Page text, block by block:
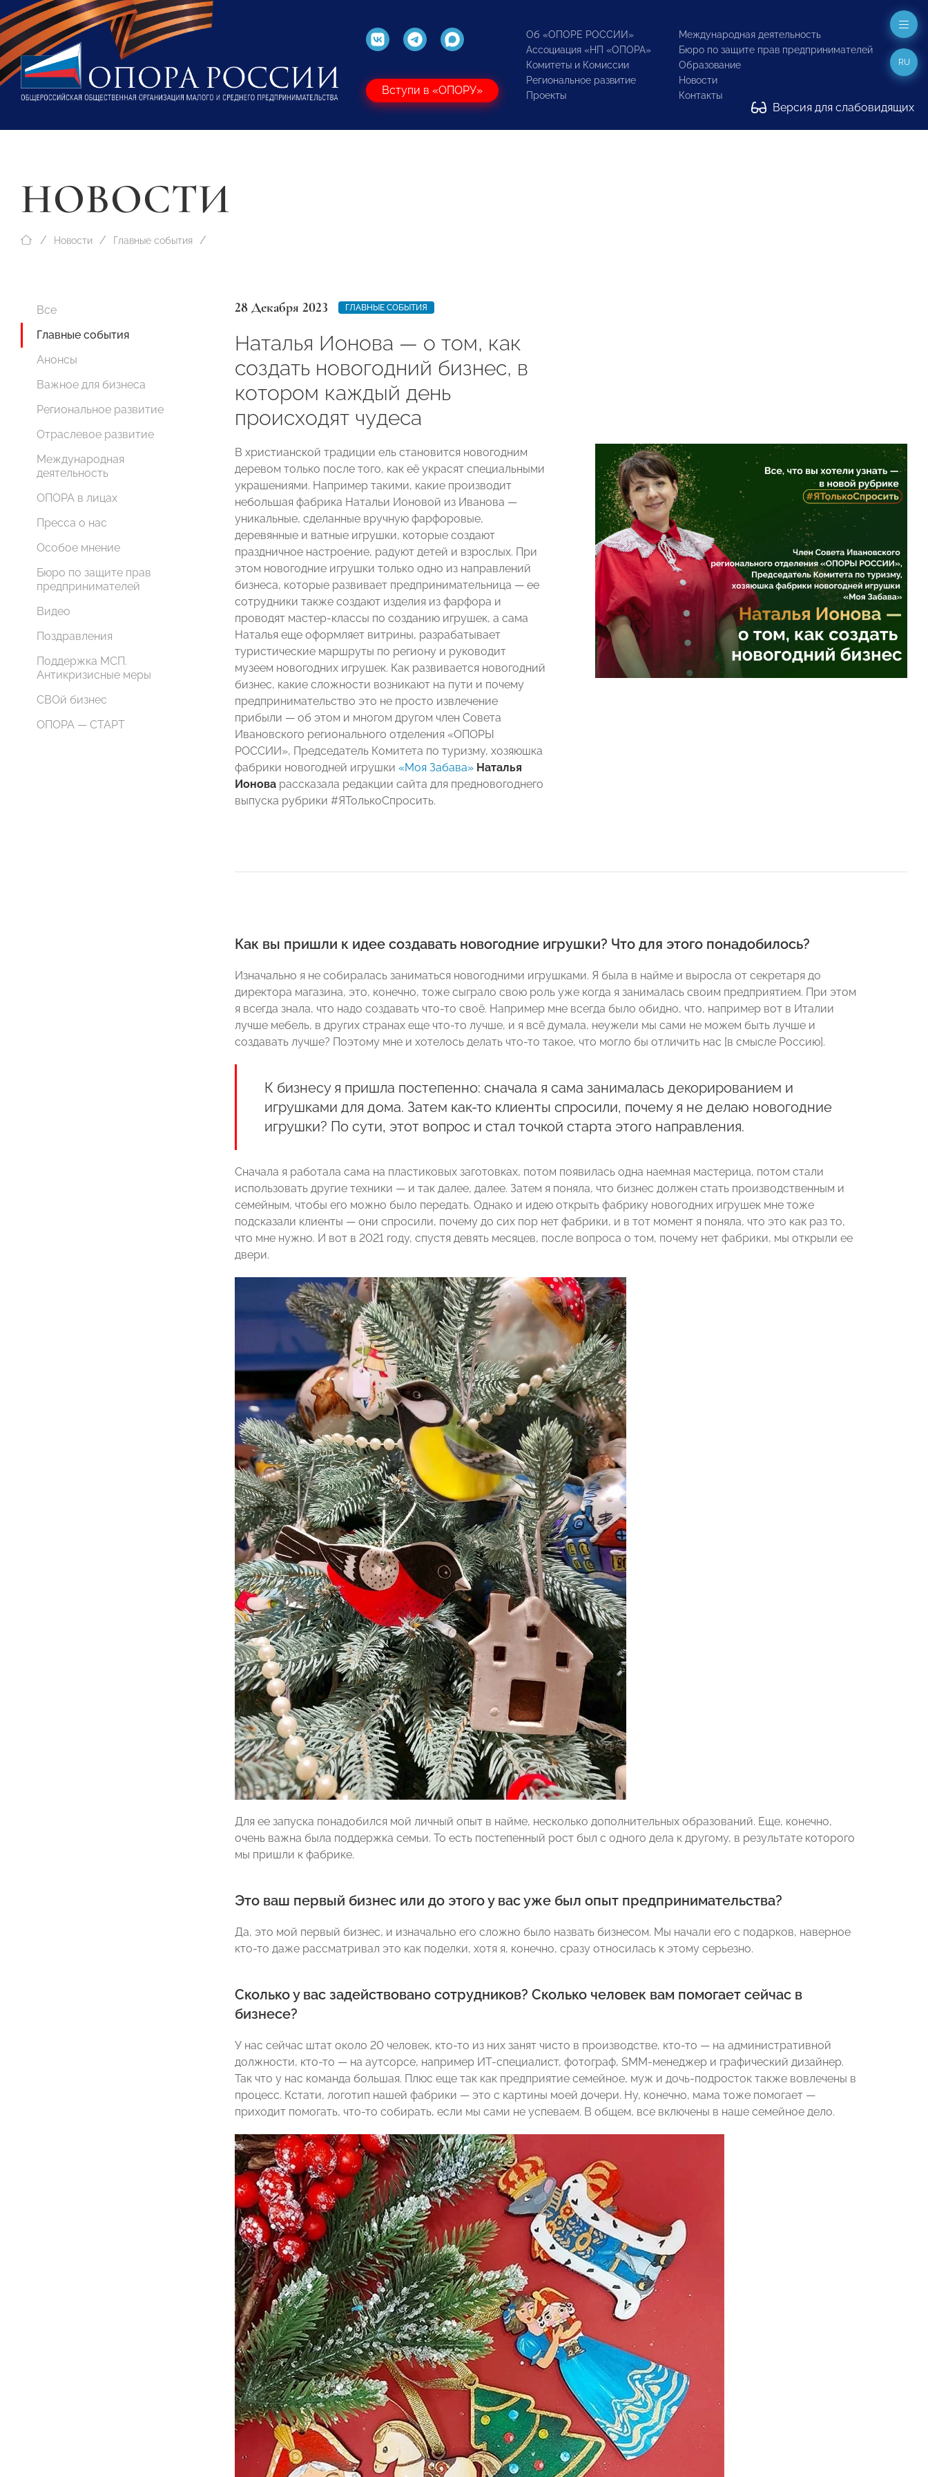
Вступи в «ОПОРУ»
Об «ОПОРЕ РОССИИ»
Ассоциация «НП «ОПОРА»
Комитеты и Комиссии
Региональное развитие
Проекты
Международная деятельность
Бюро по защите прав предпринимателей
Образование
Новости
Контакты
Версия для слабовидящих
RU
НОВОСТИ
Новости Главные события
Все
Главные события
Анонсы
Важное для бизнеса
Региональное развитие
Отраслевое развитие
Международная
деятельность
ОПОРА в лицах
Пресса о нас
Особое мнение
Бюро по защите прав
предпринимателей
Видео
Поздравления
Поддержка МСП.
Антикризисные меры
СВОй бизнес
ОПОРА — СТАРТ
28 Декабря 2023 ГЛАВНЫЕ СОБЫТИЯ
Наталья Ионова — о том, как
создать новогодний бизнес, в
котором каждый день
происходят чудеса
В христианской традиции ель становится новогодним
деревом только после того, как её украсят специальными
украшениями. Например такими, какие производит
небольшая фабрика Натальи Ионовой из Иванова —
уникальные, сделанные вручную фарфоровые,
деревянные и ватные игрушки, которые создают
праздничное настроение, радуют детей и взрослых. При
этом новогодние игрушки только одно из направлений
бизнеса, которые развивает предпринимательница — ее
сотрудники также создают изделия из фарфора и
проводят мастер-классы по созданию игрушек, а сама
Наталья еще оформляет витрины, разрабатывает
туристические маршруты по региону и руководит
музеем новогодних игрушек. Как развивается новогодний
бизнес, какие сложности возникают на пути и почему
предпринимательство это не просто извлечение
прибыли — об этом и многом другом член Совета
Ивановского регионального отделения «ОПОРЫ
РОССИИ», Председатель Комитета по туризму, хозяюшка
фабрики новогодней игрушки «Моя Забава» Наталья
Ионова рассказала редакции сайта для предновогоднего
выпуска рубрики #ЯТолькоСпросить.
Как вы пришли к идее создавать новогодние игрушки? Что для этого понадобилось?
Изначально я не собиралась заниматься новогодними игрушками. Я была в найме и выросла от секретаря до
директора магазина, это, конечно, тоже сыграло свою роль уже когда я занималась своим предприятием. При этом
я всегда знала, что надо создавать что-то своё. Например мне всегда было обидно, что, например вот в Италии
лучше мебель, в других странах еще что-то лучше, и я всё думала, неужели мы сами не можем быть лучше и
создавать лучше? Поэтому мне и хотелось делать что-то такое, что могло бы отличить нас [в смысле Россию].
К бизнесу я пришла постепенно: сначала я сама занималась декорированием и
игрушками для дома. Затем как-то клиенты спросили, почему я не делаю новогодние
игрушки? По сути, этот вопрос и стал точкой старта этого направления.
Сначала я работала сама на пластиковых заготовках, потом появилась одна наемная мастерица, потом стали
использовать другие техники — и так далее, далее. Затем я поняла, что бизнес должен стать производственным и
семейным, чтобы его можно было передать. Однако и идею открыть фабрику новогодних игрушек мне тоже
подсказали клиенты — они спросили, почему до сих пор нет фабрики, и в тот момент я поняла, что это как раз то,
что мне нужно. И вот в 2021 году, спустя девять месяцев, после вопроса о том, почему нет фабрики, мы открыли ее
двери.
Для ее запуска понадобился мой личный опыт в найме, несколько дополнительных образований. Еще, конечно,
очень важна была поддержка семьи. То есть постепенный рост был с одного дела к другому, в результате которого
мы пришли к фабрике.
Это ваш первый бизнес или до этого у вас уже был опыт предпринимательства?
Да, это мой первый бизнес, и изначально его сложно было назвать бизнесом. Мы начали его с подарков, наверное
кто-то даже рассматривал это как поделки, хотя я, конечно, сразу относилась к этому серьезно.
Сколько у вас задействовано сотрудников? Сколько человек вам помогает сейчас в
бизнесе?
У нас сейчас штат около 20 человек, кто-то из них занят чисто в производстве, кто-то — на административной
должности, кто-то — на аутсорсе, например ИТ-специалист, фотограф, SMM-менеджер и графический дизайнер.
Так что у нас команда большая. Плюс еще так как предприятие семейное, муж и дочь-подросток также вовлечены в
процесс. Кстати, логотип нашей фабрики — это с картины моей дочери. Ну, конечно, мама тоже помогает —
приходит помогать, что-то собирать, если мы сами не успеваем. В общем, все включены в наше семейное дело.